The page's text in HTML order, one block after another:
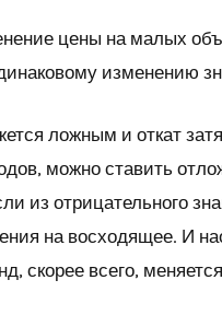
цены на малых
изменению
ложным и откат
можно ставить
из отрицательного
на восходящее. И
скорее всего,